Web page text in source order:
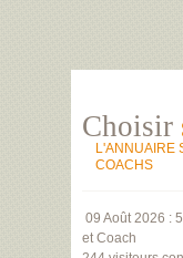
Choisir
L'ANNUAIRE
COACHS
09 Août 2026 :
et Coach